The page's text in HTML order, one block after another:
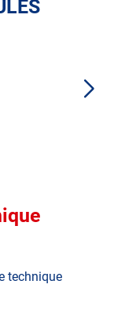
technique